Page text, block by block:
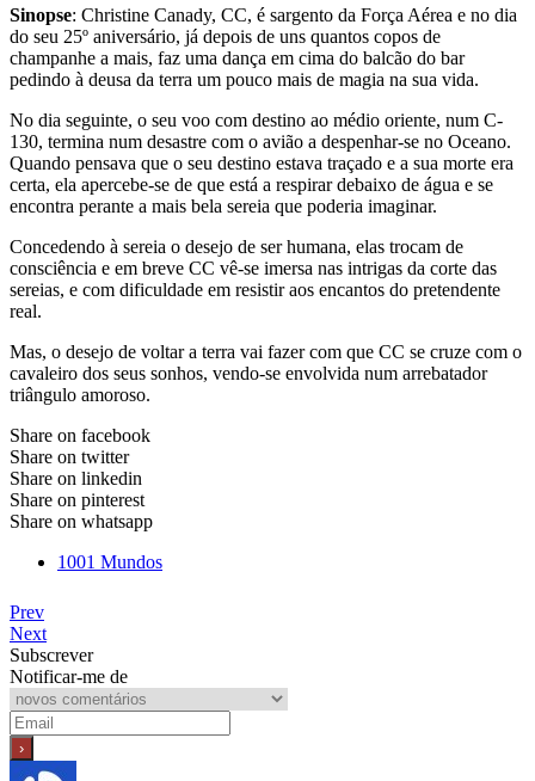
Sinopse: Christine Canady, CC, é sargento da Força Aérea e no dia
do seu 25º aniversário, já depois de uns quantos copos de
champanhe a mais, faz uma dança em cima do balcão do bar
pedindo à deusa da terra um pouco mais de magia na sua vida.
No dia seguinte, o seu voo com destino ao médio oriente, num C-
130, termina num desastre com o avião a despenhar-se no Oceano.
Quando pensava que o seu destino estava traçado e a sua morte era
certa, ela apercebe-se de que está a respirar debaixo de água e se
encontra perante a mais bela sereia que poderia imaginar.
Concedendo à sereia o desejo de ser humana, elas trocam de
consciência e em breve CC vê-se imersa nas intrigas da corte das
sereias, e com dificuldade em resistir aos encantos do pretendente
real.
Mas, o desejo de voltar a terra vai fazer com que CC se cruze com o
cavaleiro dos seus sonhos, vendo-se envolvida num arrebatador
triângulo amoroso.
Share on facebook
Share on twitter
Share on linkedin
Share on pinterest
Share on whatsapp
1001 Mundos
Prev
Next
Subscrever
Notificar-me de